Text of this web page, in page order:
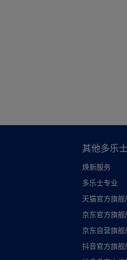
其他多乐
焕新服务
多乐士专业
天猫官方旗舰
京东官方旗舰
京东自营旗舰
抖音官方旗舰